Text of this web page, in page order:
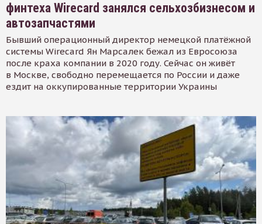
финтеха Wirecard занялся сельхозбизнесом и
автозапчастями
Бывший операционный директор немецкой платёжной
системы Wirecard Ян Марсалек бежал из Евросоюза
после краха компании в 2020 году. Сейчас он живёт
в Москве, свободно перемещается по России и даже
ездит на оккупированные территории Украины